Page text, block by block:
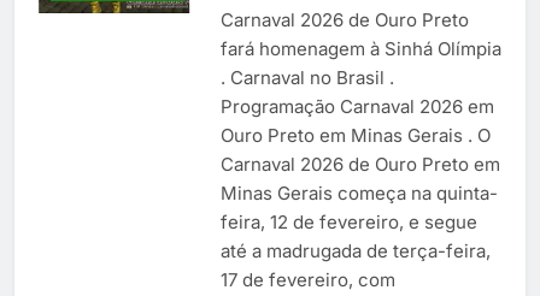
Carnaval 2026 de Ouro Preto
fará homenagem à Sinhá Olímpia
. Carnaval no Brasil .
Programação Carnaval 2026 em
Ouro Preto em Minas Gerais . O
Carnaval 2026 de Ouro Preto em
Minas Gerais começa na quinta-
feira, 12 de fevereiro, e segue
até a madrugada de terça-feira,
17 de fevereiro, com